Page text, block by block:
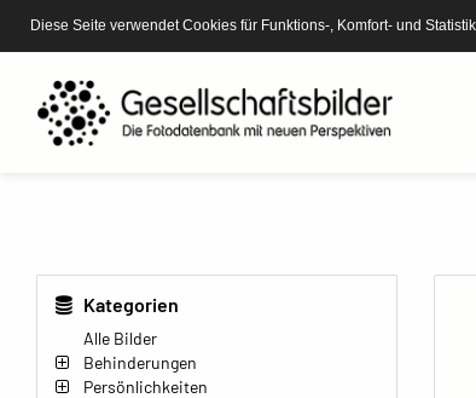
Diese Seite verwendet Cookies für Funktions-, Komfort- und
Kategorien
Alle Bilder
Behinderungen
Persönlichkeiten